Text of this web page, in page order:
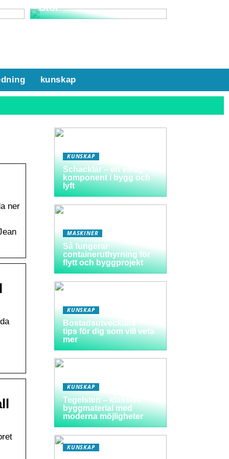
Stol
kunskap
ner
KUNSKAP
Schacklar – en viktig
komponent i bygg och
lyft
MASKINER
Så fungerar
containeruthyrning för
flytt och byggprojekt
KUNSKAP
Bostadsutvecklare –
tips för dig som vill veta
mer
KUNSKAP
Tegelsten – klassisk
byggmaterial med
moderna möjligheter
KUNSKAP